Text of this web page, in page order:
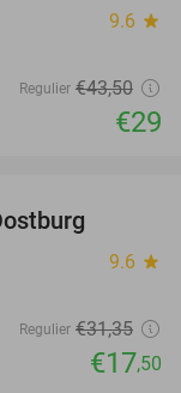
9.6 star
Regulier €43,50
€29
9.6 star
Regulier €31,35
€17,50